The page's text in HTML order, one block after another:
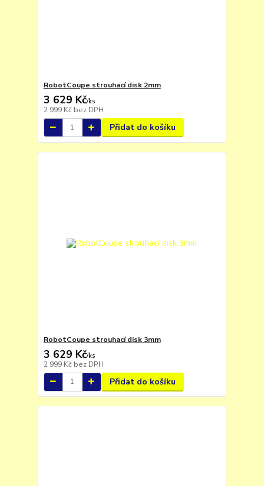
RobotCoupe strouhací disk 2mm
3 629 Kč/ks
2 999 Kč bez DPH
Přidat do košíku
RobotCoupe strouhací disk 3mm
3 629 Kč/ks
2 999 Kč bez DPH
Přidat do košíku